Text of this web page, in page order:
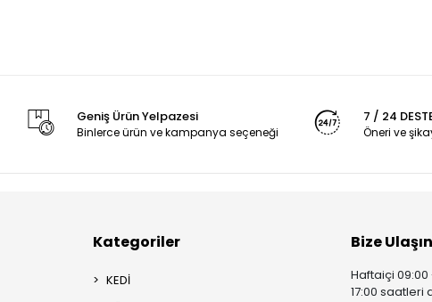
Geniş Ürün Yelpazesi
Binlerce ürün ve kampanya seçeneği
7 / 24
Öneri ve
Kategoriler
KEDİ
Bize Ulaşın
Haftaiçi 09:00
17:00 saatleri